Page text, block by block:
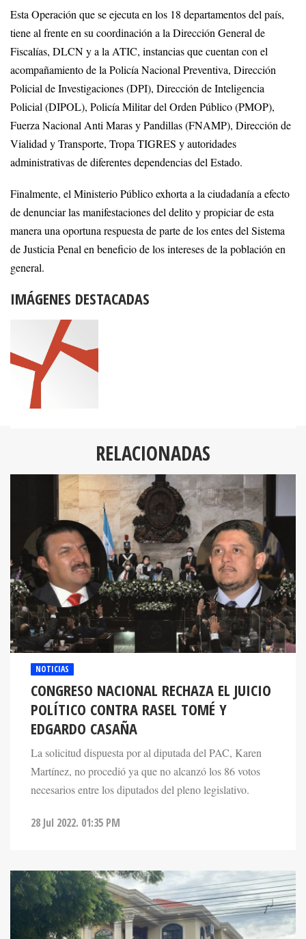
Esta Operación que se ejecuta en los 18 departamentos del país,
tiene al frente en su coordinación a la Dirección General de
Fiscalías, DLCN y a la ATIC, instancias que cuentan con el
acompañamiento de la Policía Nacional Preventiva, Dirección
Policial de Investigaciones (DPI), Dirección de Inteligencia
Policial (DIPOL), Policía Militar del Orden Público (PMOP),
Fuerza Nacional Anti Maras y Pandillas (FNAMP), Dirección de
Vialidad y Transporte, Tropa TIGRES y autoridades
administrativas de diferentes dependencias del Estado.
Finalmente, el Ministerio Público exhorta a la ciudadanía a efecto
de denunciar las manifestaciones del delito y propiciar de esta
manera una oportuna respuesta de parte de los entes del Sistema
de Justicia Penal en beneficio de los intereses de la población en
general.
IMÁGENES DESTACADAS
RELACIONADAS
NOTICIAS
CONGRESO NACIONAL RECHAZA EL JUICIO
POLÍTICO CONTRA RASEL TOMÉ Y
EDGARDO CASAÑA
La solicitud dispuesta por al diputada del PAC, Karen
Martínez, no procedió ya que no alcanzó los 86 votos
necesarios entre los diputados del pleno legislativo.
28 Jul 2022. 01:35 PM